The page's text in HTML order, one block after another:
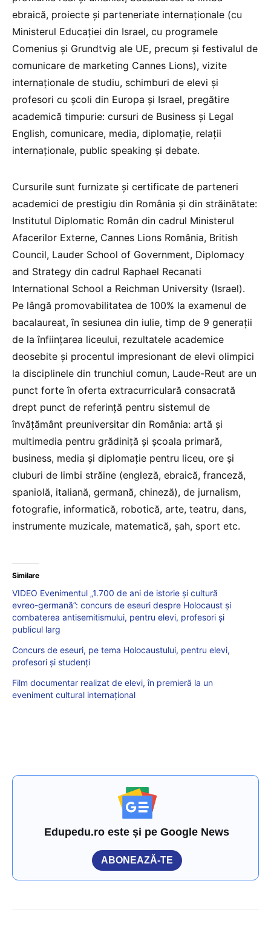
ebraică, proiecte și parteneriate internaționale (cu
Ministerul Educației din Israel, cu programele
Comenius și Grundtvig ale UE, precum și festivalul de
comunicare de marketing Cannes Lions), vizite
internaționale de studiu, schimburi de elevi și
profesori cu școli din Europa și Israel, pregătire
academică timpurie: cursuri de Business și Legal
English, comunicare, media, diplomație, relații
internaționale, public speaking și debate.
Cursurile sunt furnizate și certificate de parteneri
academici de prestigiu din România și din străinătate:
Institutul Diplomatic Român din cadrul Ministerul
Afacerilor Externe, Cannes Lions România, British
Council, Lauder School of Government, Diplomacy
and Strategy din cadrul Raphael Recanati
International School a Reichman University (Israel).
Pe lângă promovabilitatea de 100% la examenul de
bacalaureat, în sesiunea din iulie, timp de 9 generații
de la înființarea liceului, rezultatele academice
deosebite şi procentul impresionant de elevi olimpici
la disciplinele din trunchiul comun, Laude-Reut are un
punct forte în oferta extracurriculară consacrată
drept punct de referință pentru sistemul de
învățământ preuniversitar din România: artă și
multimedia pentru grădiniță și școala primară,
business, media și diplomație pentru liceu, ore şi
cluburi de limbi străine (engleză, ebraică, franceză,
spaniolă, italiană, germană, chineză), de jurnalism,
fotografie, informatică, robotică, arte, teatru, dans,
instrumente muzicale, matematică, șah, sport etc.
Similare
VIDEO Evenimentul „1.700 de ani de istorie și cultură
evreo-germană”: concurs de eseuri despre Holocaust și
combaterea antisemitismului, pentru elevi, profesori și
publicul larg
Concurs de eseuri, pe tema Holocaustului, pentru elevi,
profesori și studenți
Film documentar realizat de elevi, în premieră la un
eveniment cultural internațional
Edupedu.ro este și pe Google News
ABONEAZĂ-TE